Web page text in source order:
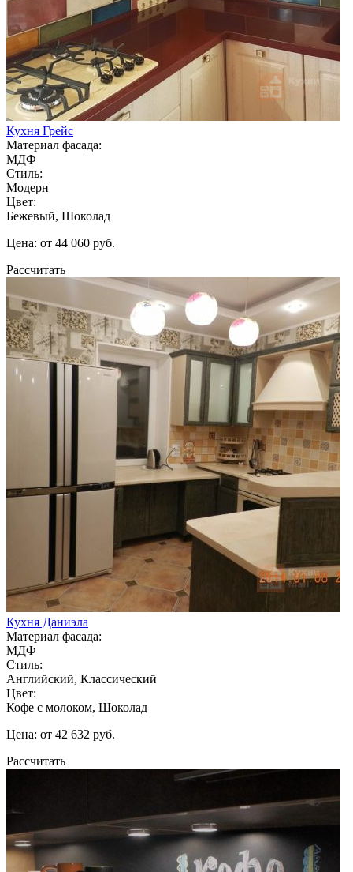
Кухня Грейс
Материал фасада:
МДФ
Стиль:
Модерн
Цвет:
Бежевый, Шоколад
Цена: от 44 060 руб.
Рассчитать
Кухня Даниэла
Материал фасада:
МДФ
Стиль:
Английский, Классический
Цвет:
Кофе с молоком, Шоколад
Цена: от 42 632 руб.
Рассчитать